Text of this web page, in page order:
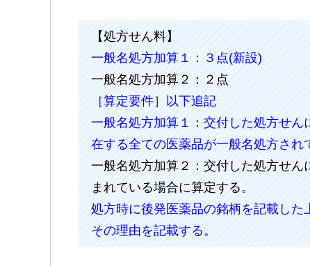
【処方せん料】
一般名処方加算１：３点(新設)
一般名処方加算２：２点
［算定要件］以下追記
一般名処方加算１：交付した処方せ
在する全ての医薬品が一般名処方され
一般名処方加算２：交付した処方せ
まれている場合に算定する。
処方時に後発医薬品の銘柄を記載し
その理由を記載する。